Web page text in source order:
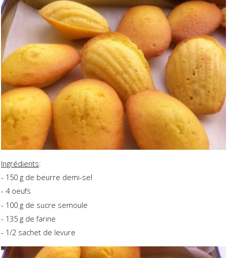
Ingrédients:
- 150 g de beurre demi-sel
- 4 oeufs
- 100 g de sucre semoule
- 135 g de farine
- 1/2 sachet de levure